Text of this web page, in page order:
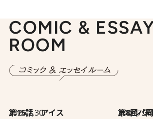
COMIC &
ROOM
2026.7.30
第15話 アイス 2026.7.30
第8回「同人誌即売会